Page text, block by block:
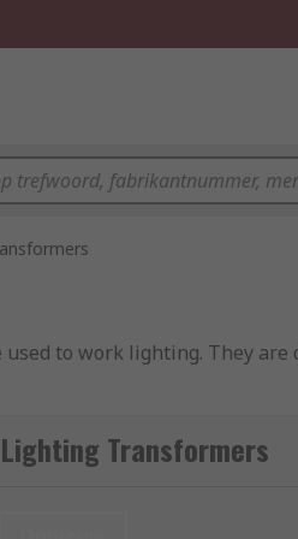
to work lighting. They
which is a transformer
basic auto transformer
Transformers